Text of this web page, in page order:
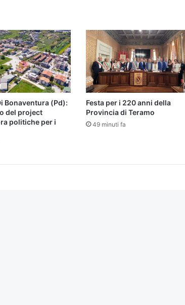
Bonaventura (Pd):
del project
politiche per i
Festa per i 220 anni della
Provincia di Teramo
49 minuti fa